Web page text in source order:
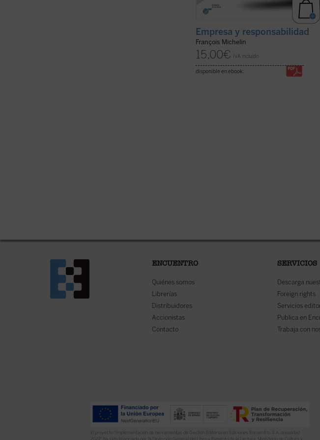
Empresa y responsabilidad
François Michelin
15,00€ IVA incluido
disponible en ebook:
ENCUENTRO
Quiénes somos
Librerías
Distribuidores
Accionistas
Contacto
SERVICIOS
Descarga
Foreign rights
Servicios
Publica en
Trabaja con
El proyecto “Implementación de herramientas de Gestión Editorial en Ediciones Encuentro, S.A. anualidad
2022” ha sido financiado por la Dirección General del Libro y Fomento de la Lectura, Ministerio de Cultura y